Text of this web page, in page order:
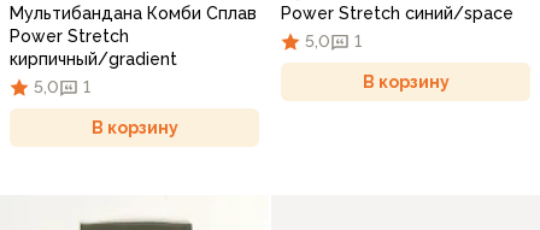
Мультибандана Комби Сплав
Power Stretch
кирпичный/gradient
5,0
1
В корзину
Power Stretch синий/space
5,0
1
В корзину